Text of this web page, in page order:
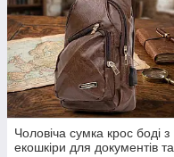
Чоловіча сумка крос боді з
екошкіри для документів та